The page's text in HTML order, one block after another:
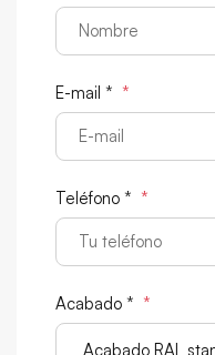
E-mail * *
Teléfono * *
Acabado * *